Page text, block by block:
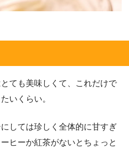
ても美味しくて、これだけで
いくらい。
しては珍しく全体的に甘すぎ
ヒーか紅茶がないとちょっと